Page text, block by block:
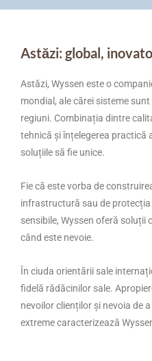
Astăzi: global,
Astăzi, Wyssen este o
mondial, ale cărei sisteme
regiuni. Combinația dintre
tehnică și înțelegerea practică
soluțiile să fie unice.
Fie că este vorba de
infrastructură sau de
sensibile, Wyssen oferă
când este nevoie.
În ciuda orientării sale
fidelă rădăcinilor sale.
nevoilor clienților și nevoia de
extreme caracterizează